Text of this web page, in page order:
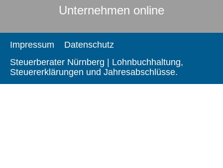
Unternehmen online
Impressum
Datenschutz
Steuerberater Nürnberg | Lohnbuchhaltung,
Steuererklärungen und Jahresabschlüsse.